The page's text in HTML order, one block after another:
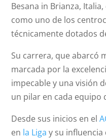
Besana in Brianza,
como uno de los
técnicamente dotados
Su carrera, que abarcó
marcada por la
impecable y una visión
un pilar en cada equipo
Desde sus inicios en el
en la Liga y su influencia